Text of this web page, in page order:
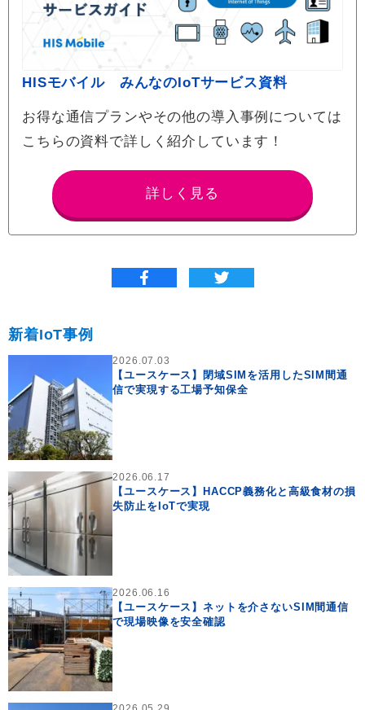
HISモバイル みんなのIoTサービス資料
お得な通信プランやその他の導入事例については
こちらの資料で詳しく紹介しています！
詳しく見る
新着IoT事例
2026.07.03
【ユースケース】閉域SIMを活用したSIM間通
信で実現する工場予知保全
2026.06.17
【ユースケース】HACCP義務化と高級食材の損
失防止をIoTで実現
2026.06.16
【ユースケース】ネットを介さないSIM間通信
で現場映像を安全確認